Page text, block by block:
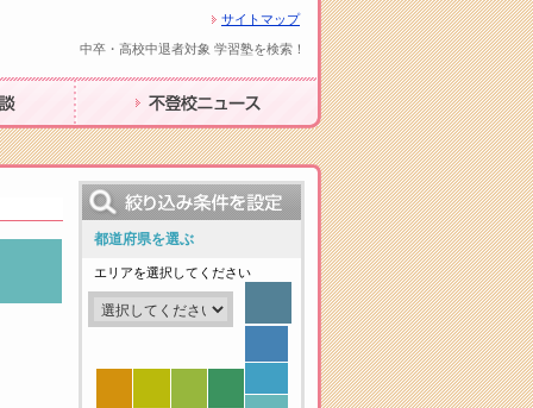
サイトマップ
中卒・高校中退者対象 学習塾を検索！
不登校ニュース
都道府県を選ぶ
エリアを選択してください